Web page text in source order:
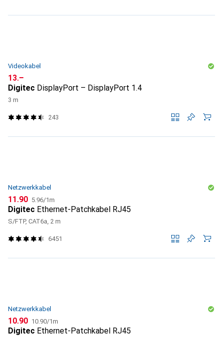
Videokabel
CHF
13.–
Digitec DisplayPort – DisplayPort 1.4
3 m
243
Netzwerkkabel
CHF
11.90 CHF
5.96/1m
Digitec Ethernet-Patchkabel RJ45
S/FTP, CAT6a, 2 m
6451
Netzwerkkabel
CHF
10.90 CHF
10.90/1m
Digitec Ethernet-Patchkabel RJ45